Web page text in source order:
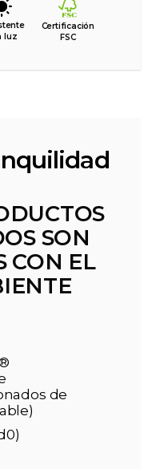
luz
Certificación
FSC
SON
CON EL
de